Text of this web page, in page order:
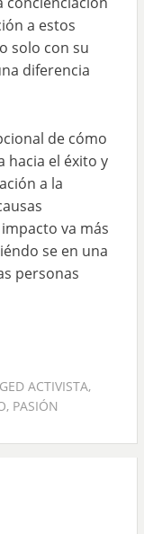
a estos
solo con su
diferencia
de cómo
hacia el éxito y
a la
va más
se en una
personas
ACTIVISTA,
, PASIÓN